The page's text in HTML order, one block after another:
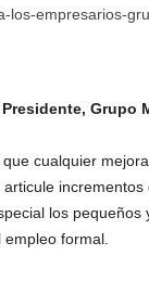
Grupo
cualquier
los
formal.